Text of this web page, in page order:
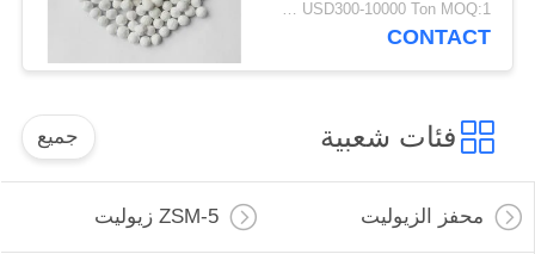
USD300-10000 Ton MOQ:1 كغم
CONTACT
فئات شعبية جميع
محفز الزيوليت ZSM-5 زيوليت